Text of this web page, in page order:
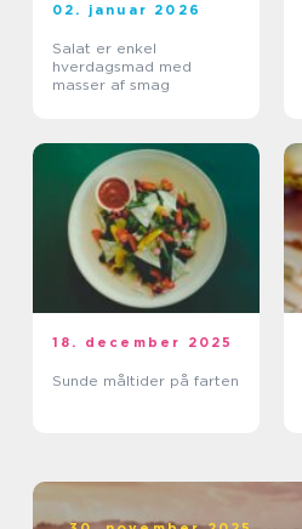
02. januar 2026
Salat er enkel
hverdagsmad med
masser af smag
18. december 2025
Sunde måltider på farten